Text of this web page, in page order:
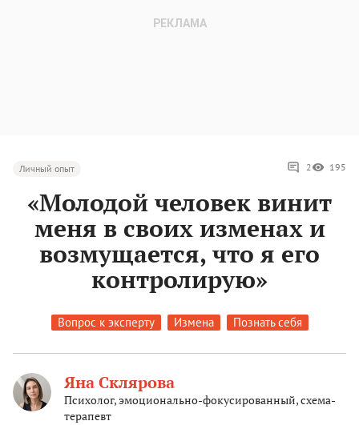
Личный опыт 2 195
«Молодой человек винит
меня в своих изменах и
возмущается, что я его
контролирую»
Вопрос к эксперту Измена Познать себя
Яна Склярова
Психолог, эмоционально-фокусированный, схема-
терапевт